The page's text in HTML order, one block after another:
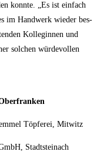
konn­te. „Es ist ein­fach
im Hand­werk wie­der bes­
Kol­le­gin­nen und
sol­chen wür­de­vol­len
Töp­fe­rei, Mitwitz
Stadtsteinach